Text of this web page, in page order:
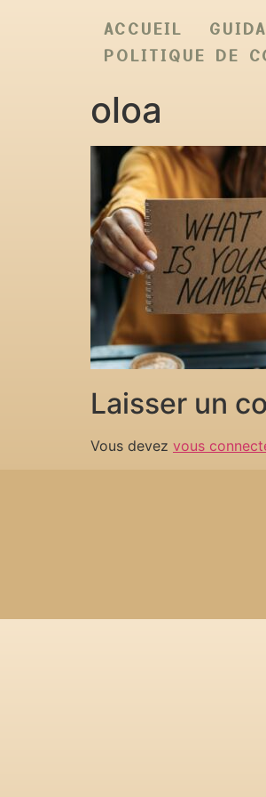
ACCUEIL
POLITIQUE DE
oloa
Laisser un
Vous devez vous